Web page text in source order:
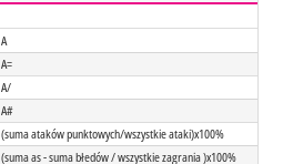
A
A=
A/
A#
(suma ataków punktowych/wszystkie ataki)x100%
(suma as - suma błedów / wszystkie zagrania )x100%